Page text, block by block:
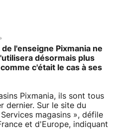
l'enseigne Pixmania ne
désormais plus
c'était le cas à ses
Pixmania, ils sont tous
dernier. Sur le site du
magasins », défile
et d'Europe, indiquant